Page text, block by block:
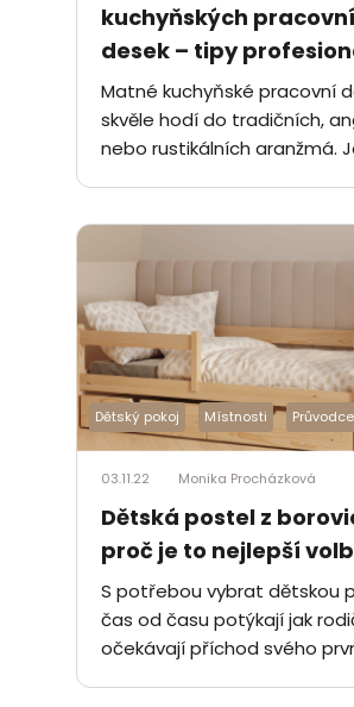
kuchyňských
desek – tipy
Matné kuchyňské pracovní
skvěle hodí do tradičních,
nebo rustikálních aranžmá.
Dětský pokoj Místnosti Průvodce
03.11.22 Monika Procházková
Dětská postel z
proč je to nejlepší
S potřebou vybrat dětskou
čas od času potýkají jak
očekávají příchod svého